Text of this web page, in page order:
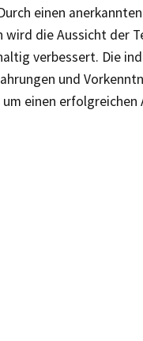
einen
die Aussicht der
verbessert. Die
und
einen